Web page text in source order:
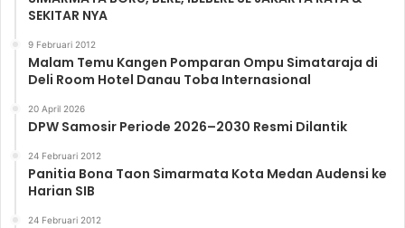
SEKITAR NYA
9 Februari 2012
Malam Temu Kangen Pomparan Ompu Simataraja di
Deli Room Hotel Danau Toba Internasional
20 April 2026
DPW Samosir Periode 2026–2030 Resmi Dilantik
24 Februari 2012
Panitia Bona Taon Simarmata Kota Medan Audensi ke
Harian SIB
24 Februari 2012